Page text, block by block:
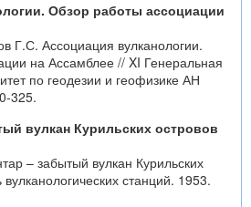
Обзор работы ассоциации
Г.С. Ассоциация вулканологии.
на Ассамблее // XI Генеральная
по геодезии и геофизике АН
325.
вулкан Курильских островов
– забытый вулкан Курильских
станций. 1953.